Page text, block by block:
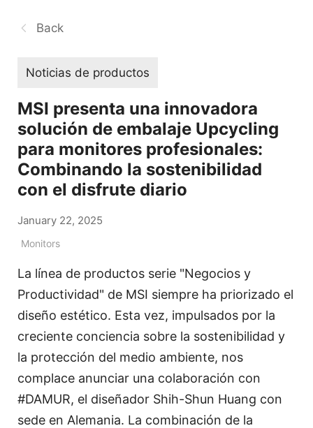
Back
Noticias de productos
MSI presenta una innovadora
solución de embalaje Upcycling
para monitores profesionales:
Combinando la sostenibilidad
con el disfrute diario
January 22, 2025
Monitors
La línea de productos serie "Negocios y
Productividad" de MSI siempre ha priorizado el
diseño estético. Esta vez, impulsados por la
creciente conciencia sobre la sostenibilidad y
la protección del medio ambiente, nos
complace anunciar una colaboración con
#DAMUR, el diseñador Shih-Shun Huang con
sede en Alemania. La combinación de la